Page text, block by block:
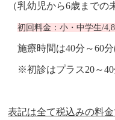
（乳幼児から6歳まで
初回料金：小・中学生/
施療時間は40分～60
※初診はプラス20～40
表記は全て税込みの料金